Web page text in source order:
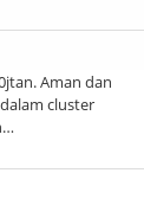
Aman dan
cluster